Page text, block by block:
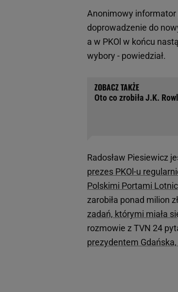
Anonimowy
doprowadzenie do
a w PKOl w końcu
wybory - powiedział.
Oto co zrobiła J.K.
Radosław Piesiewicz
prezes PKOl-u
Polskimi Portami
zarobiła ponad milion
zadań, którymi miała
rozmowie z TVN 24
prezydentem